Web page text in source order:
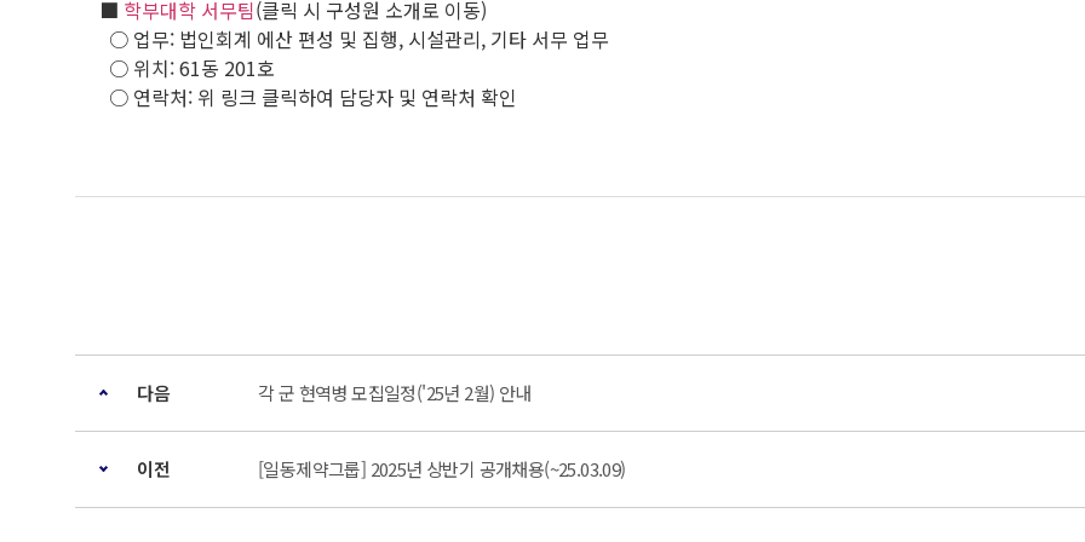
■ 학부대학 서무팀(클릭 시 구성원 소개로 이동)
○ 업무: 법인회계 에산 편성 및 집행, 시설관리, 기타 서무 업무
○ 위치: 61동 201호
○ 연락처: 위 링크 클릭하여 담당자 및 연락처 확인
다음 각 군 현역병 모집일정('25년 2월) 안내
이전 [일동제약그룹] 2025년 상반기 공개채용(~25.03.09)